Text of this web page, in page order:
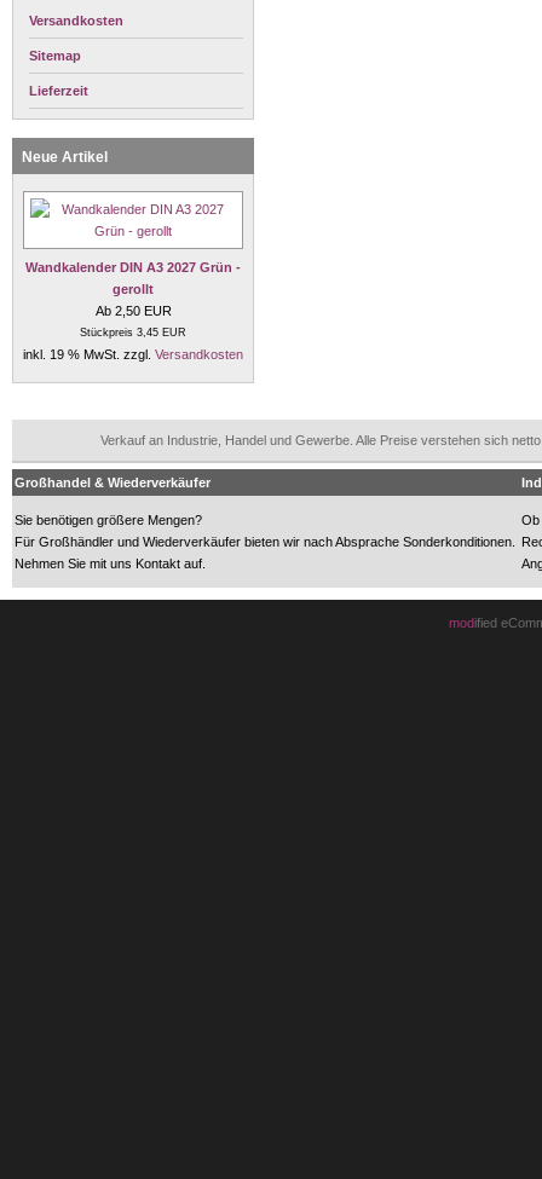
Versandkosten
Sitemap
Lieferzeit
Neue Artikel
Wandkalender DIN A3 2027 Grün -
gerollt
Ab 2,50 EUR
Stückpreis 3,45 EUR
inkl. 19 % MwSt. zzgl. Versandkosten
Verkauf an Industrie, Handel und Gewerbe. Alle Preise verstehen sich
Großhandel & Wiederverkäufer
Sie benötigen größere Mengen?
Für Großhändler und Wiederverkäufer bieten wir nach Absprache Sonderkonditionen.
Nehmen Sie mit uns Kontakt auf.
Ob
modified